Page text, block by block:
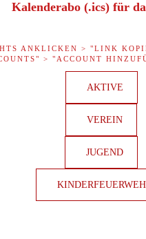
Kalenderabo (.ics) für
ANKLICKEN > "LINK
> "ACCOUNT
AKTIVE
VEREIN
JUGEND